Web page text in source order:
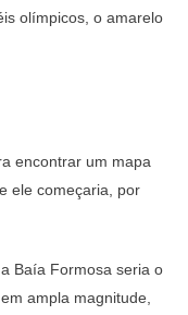
olímpicos, o amarelo
encontrar um mapa
ele começaria, por
Baía Formosa seria o
ampla magnitude,